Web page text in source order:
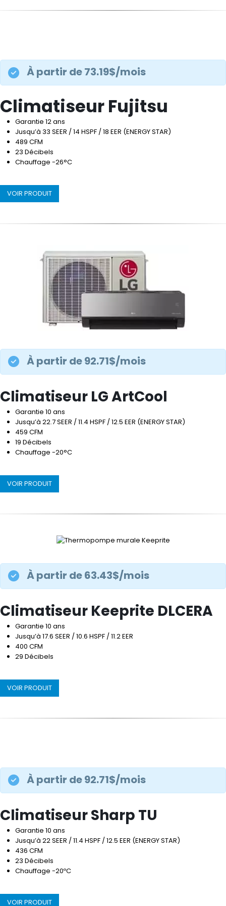
À partir de 73.19$/mois
Climatiseur Fujitsu
Garantie 12 ans
Jusqu’à 33 SEER / 14 HSPF / 18 EER (ENERGY STAR)
489 CFM
23 Décibels
Chauffage -26°C
VOIR PRODUIT
À partir de 92.71$/mois
Climatiseur LG ArtCool
Garantie 10 ans
Jusqu’à 22.7 SEER / 11.4 HSPF / 12.5 EER (ENERGY STAR)
459 CFM
19 Décibels
Chauffage -20°C
VOIR PRODUIT
À partir de 63.43$/mois
Climatiseur Keeprite DLCERA
Garantie 10 ans
Jusqu’à 17.6 SEER / 10.6 HSPF / 11.2 EER
400 CFM
29 Décibels
VOIR PRODUIT
À partir de 92.71$/mois
Climatiseur Sharp TU
Garantie 10 ans
Jusqu’à 22 SEER / 11.4 HSPF / 12.5 EER (ENERGY STAR)
436 CFM
23 Décibels
Chauffage -20ºC
VOIR PRODUIT